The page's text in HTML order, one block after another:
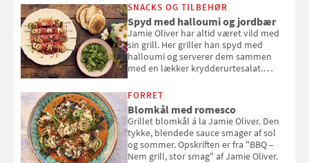
SNACKS OG TILBEHØR
Spyd med halloumi og jordbær
Jamie Oliver har altid været vild med
sin grill. Her griller han spyd med
halloumi og serverer dem sammen
med en lækker krydderurtesalat.
smag" af Jamie Oliver.
FORRET
Blomkål med romesco
Grillet blomkål á la Jamie Oliver. Den
tykke, blendede sauce smager af sol
og sommer. Opskriften er fra "BBQ –
Nem grill, stor smag" af Jamie Oliver.